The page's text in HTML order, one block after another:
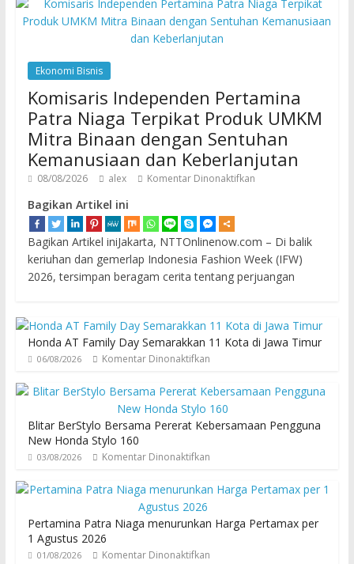
Ekonomi Bisnis
Komisaris Independen Pertamina
Patra Niaga Terpikat Produk UMKM
Mitra Binaan dengan Sentuhan
Kemanusiaan dan Keberlanjutan
08/08/2026 alex Komentar Dinonaktifkan
Bagikan Artikel ini
Bagikan Artikel iniJakarta, NTTOnlinenow.com – Di balik
keriuhan dan gemerlap Indonesia Fashion Week (IFW)
2026, tersimpan beragam cerita tentang perjuangan
Honda AT Family Day Semarakkan 11 Kota di Jawa Timur
06/08/2026 Komentar Dinonaktifkan
Blitar BerStylo Bersama Pererat Kebersamaan Pengguna
New Honda Stylo 160
03/08/2026 Komentar Dinonaktifkan
Pertamina Patra Niaga menurunkan Harga Pertamax per
1 Agustus 2026
01/08/2026 Komentar Dinonaktifkan